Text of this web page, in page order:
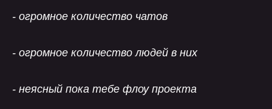
- огромное количество чатов
- огромное количество людей в них
- неясный пока тебе флоу проекта